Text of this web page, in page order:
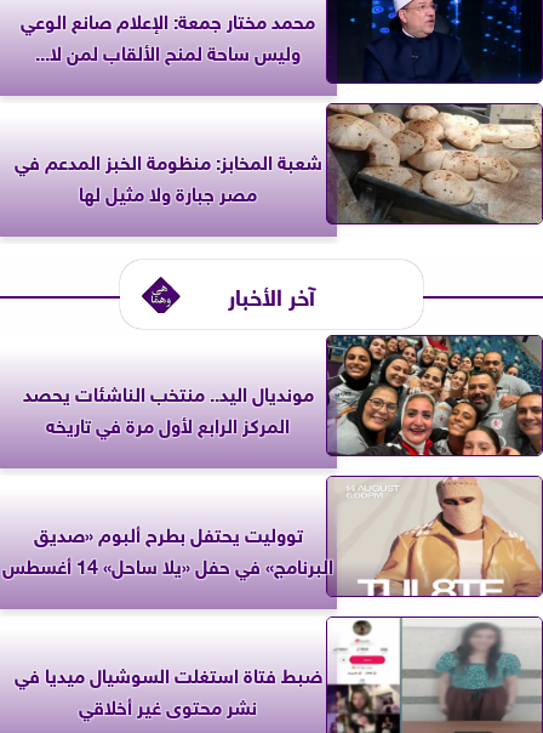
محمد مختار جمعة: الإعلام صانع الوعي
وليس ساحة لمنح الألقاب لمن لا...
شعبة المخابز: منظومة الخبز المدعم في
مصر جبارة ولا مثيل لها
آخر الأخبار
مونديال اليد.. منتخب الناشئات يحصد
المركز الرابع لأول مرة في تاريخه
تووليت يحتفل بطرح ألبوم «صديق
البرنامج» في حفل «يلا ساحل» 14 أغسطس
ضبط فتاة استغلت السوشيال ميديا في
نشر محتوى غير أخلاقي